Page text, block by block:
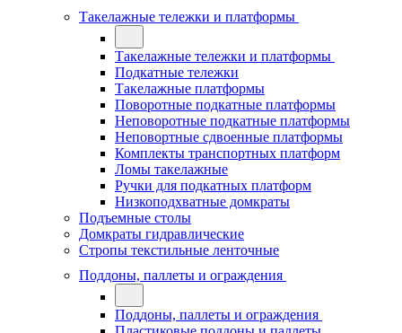
Такелажные тележки и платформы
Такелажные тележки и платформы
Подкатные тележки
Такелажные платформы
Поворотные подкатные платформы
Неповоротные подкатные платформы
Неповортные сдвоенные платформы
Комплекты транспортных платформ
Ломы такелажные
Ручки для подкатных платформ
Низкоподхватные домкраты
Подъемные столы
Домкраты гидравлические
Стропы текстильные ленточные
Поддоны, паллеты и ограждения
Поддоны, паллеты и ограждения